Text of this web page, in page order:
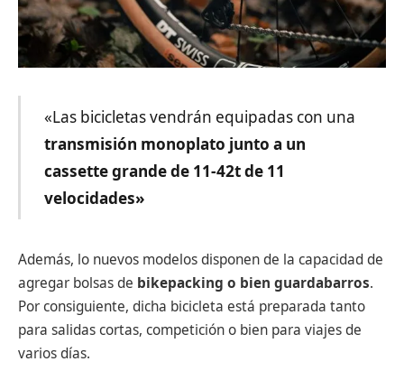
«Las bicicletas vendrán equipadas con una
transmisión monoplato junto a un
cassette grande de 11-42t de 11
velocidades»
Además, lo nuevos modelos disponen de la capacidad de
agregar bolsas de bikepacking o bien guardabarros.
Por consiguiente, dicha bicicleta está preparada tanto
para salidas cortas, competición o bien para viajes de
varios días.